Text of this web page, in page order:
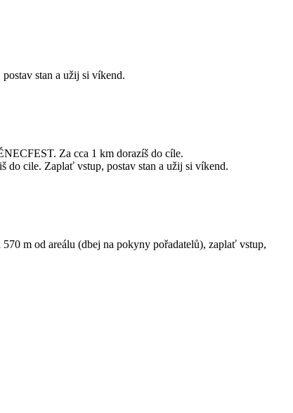
stan a užij si víkend.
Za cca 1 km dorazíš do cíle.
cile. Zaplať vstup, postav stan a užij si víkend.
m od areálu (dbej na pokyny pořadatelů), zaplať vstup,